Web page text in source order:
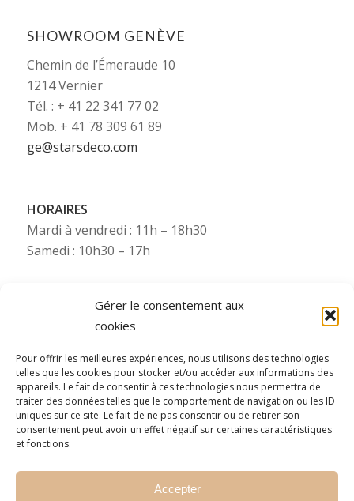
Gérer le consentement aux
cookies
Pour offrir les meilleures expériences, nous utilisons des technologies
telles que les cookies pour stocker et/ou accéder aux informations des
appareils. Le fait de consentir à ces technologies nous permettra de
traiter des données telles que le comportement de navigation ou les ID
uniques sur ce site. Le fait de ne pas consentir ou de retirer son
consentement peut avoir un effet négatif sur certaines caractéristiques
et fonctions.
Accepter
SHOWROOM GENÈVE
Chemin de l’Émeraude 10
1214 Vernier
Tél. : + 41 22 341 77 02
Mob. + 41 78 309 61 89
ge@starsdeco.com
HORAIRES
Mardi à vendredi : 11h – 18h30
Samedi : 10h30 – 17h
Besoin de plus d’infos ?
Pour toute information complémentaire (photos,
etc.), Starsdeco se tient à votre disposition via nos
numéros WhatsApp (consultez le numéro mobile
de la filiale concernée).
N’hésitez pas à nous contacter !